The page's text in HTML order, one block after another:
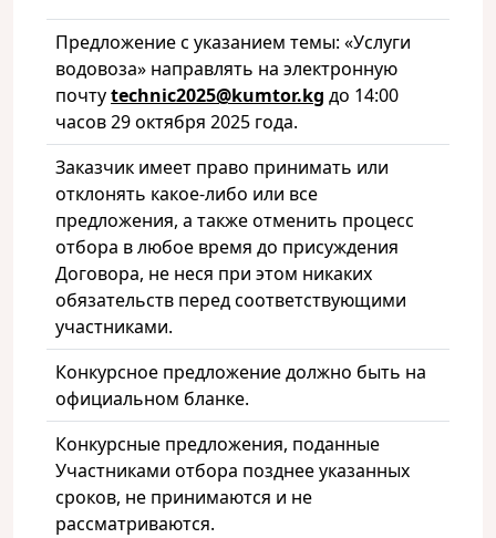
Предложение с указанием темы: «Услуги
водовоза» направлять на электронную
почтуtechnic2025@kumtor.kg до 14:00
часов 29 октября 2025 года.
Заказчик имеет право принимать или
отклонять какое-либо или все
предложения, а также отменить процесс
отбора в любое время до присуждения
Договора, не неся при этом никаких
обязательств перед соответствующими
участниками.
Конкурсное предложение должно быть на
официальном бланке.
Конкурсные предложения, поданные
Участниками отбора позднее указанных
сроков, не принимаются и не
рассматриваются.